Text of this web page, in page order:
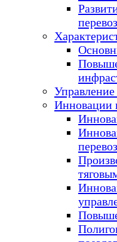
Инновации